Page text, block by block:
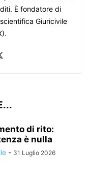
È fondatore di
Giuricivile
di rito:
è nulla
- 31 Luglio 2026